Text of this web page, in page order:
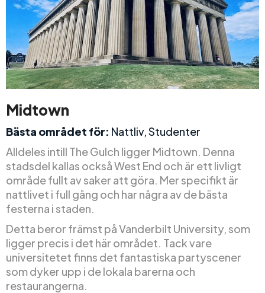
Midtown
Bästa området för: Nattliv, Studenter
Alldeles intill The Gulch ligger Midtown. Denna
stadsdel kallas också West End och är ett livligt
område fullt av saker att göra. Mer specifikt är
nattlivet i full gång och har några av de bästa
festerna i staden.
Detta beror främst på Vanderbilt University, som
ligger precis i det här området. Tack vare
universitetet finns det fantastiska partyscener
som dyker upp i de lokala barerna och
restaurangerna.